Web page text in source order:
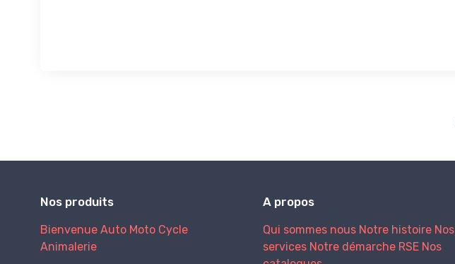
Nos produits
Bienvenue Auto Moto Cycle
Animalerie
A propos
Qui sommes nous Notre histoire Nos
services Notre démarche RSE Nos